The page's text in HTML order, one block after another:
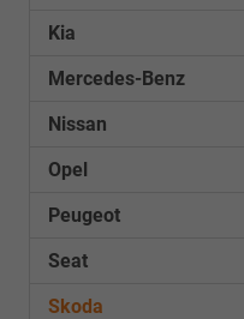
Kia
Mercedes-Benz
Nissan
Opel
Peugeot
Seat
Skoda